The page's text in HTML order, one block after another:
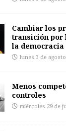
Cambiar los
transición por
la democracia
lunes 3 de
Menos
controles
miércoles 29 de